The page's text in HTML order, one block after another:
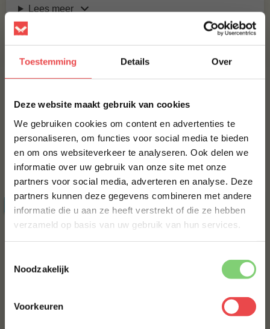
Toestemming Details Over
Deze website maakt gebruik van cookies
We gebruiken cookies om content en advertenties te
personaliseren, om functies voor social media te bieden
en om ons websiteverkeer te analyseren. Ook delen we
informatie over uw gebruik van onze site met onze
partners voor social media, adverteren en analyse. Deze
partners kunnen deze gegevens combineren met andere
informatie die u aan ze heeft verstrekt of die ze hebben
verzameld op basis van uw gebruik van hun services.
Noodzakelijk
Voorkeuren
Lees meer
Recepten
MAAK JE ENTRECOTE NEDERLANDS DUBBELDOEL COMPLEET!
BBQUALITY BEEF RUB
Bestel alles
ACTIE
betalen
Angus kogelbiefstuk
10% korting op je
eerste bestelling*
Schrijf je in voor onze nieuwsbrief en ontvang direct
10% korting op jouw eerste bestelling.
ACHTERNAAM